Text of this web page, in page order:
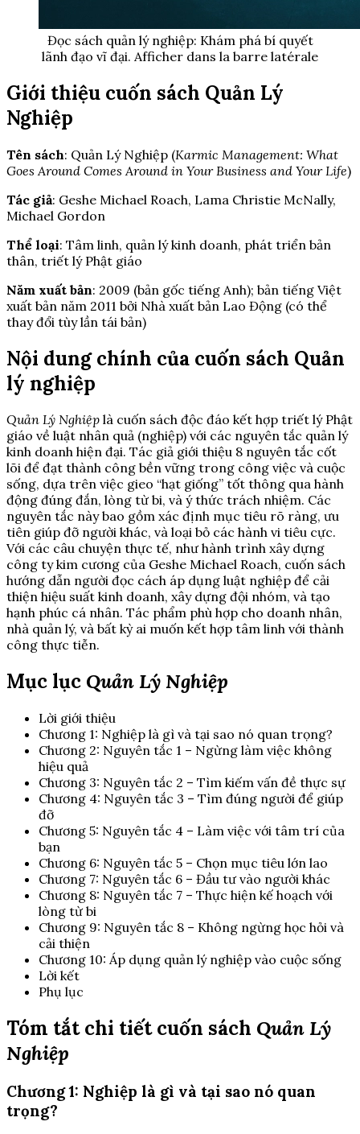
Đọc sách quản lý nghiệp: Khám phá bí quyết
lãnh đạo vĩ đại. Afficher dans la barre latérale
Giới thiệu cuốn sách Quản Lý
Nghiệp
Tên sách: Quản Lý Nghiệp (Karmic Management: What
Goes Around Comes Around in Your Business and Your Life)
Tác giả: Geshe Michael Roach, Lama Christie McNally,
Michael Gordon
Thể loại: Tâm linh, quản lý kinh doanh, phát triển bản
thân, triết lý Phật giáo
Năm xuất bản: 2009 (bản gốc tiếng Anh); bản tiếng Việt
xuất bản năm 2011 bởi Nhà xuất bản Lao Động (có thể
thay đổi tùy lần tái bản)
Nội dung chính của cuốn sách Quản
lý nghiệp
Quản Lý Nghiệp là cuốn sách độc đáo kết hợp triết lý Phật
giáo về luật nhân quả (nghiệp) với các nguyên tắc quản lý
kinh doanh hiện đại. Tác giả giới thiệu 8 nguyên tắc cốt
lõi để đạt thành công bền vững trong công việc và cuộc
sống, dựa trên việc gieo “hạt giống” tốt thông qua hành
động đúng đắn, lòng từ bi, và ý thức trách nhiệm. Các
nguyên tắc này bao gồm xác định mục tiêu rõ ràng, ưu
tiên giúp đỡ người khác, và loại bỏ các hành vi tiêu cực.
Với các câu chuyện thực tế, như hành trình xây dựng
công ty kim cương của Geshe Michael Roach, cuốn sách
hướng dẫn người đọc cách áp dụng luật nghiệp để cải
thiện hiệu suất kinh doanh, xây dựng đội nhóm, và tạo
hạnh phúc cá nhân. Tác phẩm phù hợp cho doanh nhân,
nhà quản lý, và bất kỳ ai muốn kết hợp tâm linh với thành
công thực tiễn.
Mục lục Quản Lý Nghiệp
Lời giới thiệu
Chương 1: Nghiệp là gì và tại sao nó quan trọng?
Chương 2: Nguyên tắc 1 – Ngừng làm việc không
hiệu quả
Chương 3: Nguyên tắc 2 – Tìm kiếm vấn đề thực sự
Chương 4: Nguyên tắc 3 – Tìm đúng người để giúp
đỡ
Chương 5: Nguyên tắc 4 – Làm việc với tâm trí của
bạn
Chương 6: Nguyên tắc 5 – Chọn mục tiêu lớn lao
Chương 7: Nguyên tắc 6 – Đầu tư vào người khác
Chương 8: Nguyên tắc 7 – Thực hiện kế hoạch với
lòng từ bi
Chương 9: Nguyên tắc 8 – Không ngừng học hỏi và
cải thiện
Chương 10: Áp dụng quản lý nghiệp vào cuộc sống
Lời kết
Phụ lục
Tóm tắt chi tiết cuốn sách Quản Lý
Nghiệp
Chương 1: Nghiệp là gì và tại sao nó quan
trọng?